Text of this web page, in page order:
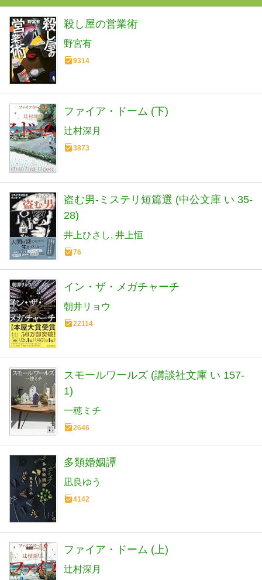
殺し屋の営業術
野宮有
9314
ファイア・ドーム (下)
辻村深月
3873
盗む男-ミステリ短篇選 (中公文庫 い 35-
28)
井上ひさし 井上恒
76
イン・ザ・メガチャーチ
朝井リョウ
22114
スモールワールズ (講談社文庫 い 157-
1)
一穂ミチ
2646
多類婚姻譚
凪良ゆう
4142
ファイア・ドーム (上)
辻村深月